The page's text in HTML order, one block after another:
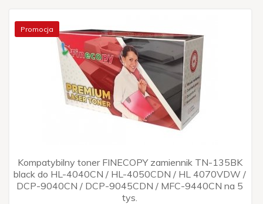
Promocja
Kompatybilny toner FINECOPY zamiennik TN-135BK
black do HL-4040CN / HL-4050CDN / HL 4070VDW /
DCP-9040CN / DCP-9045CDN / MFC-9440CN na 5
tys.